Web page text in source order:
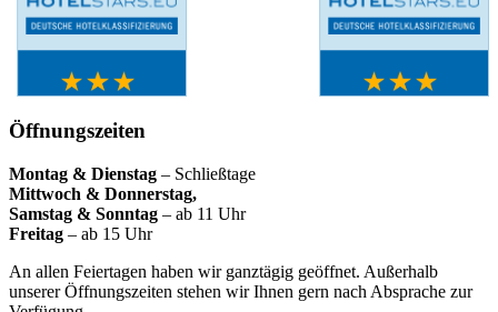
Öffnungszeiten
Montag & Dienstag – Schließtage
Mittwoch & Donnerstag,
Samstag & Sonntag – ab 11 Uhr
Freitag – ab 15 Uhr
An allen Feiertagen haben wir ganztägig geöffnet. Außerhalb
unserer Öffnungszeiten stehen wir Ihnen gern nach Absprache zur